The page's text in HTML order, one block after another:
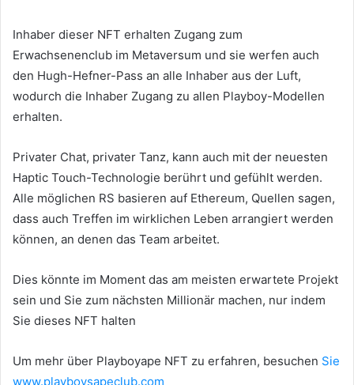
Inhaber dieser NFT erhalten Zugang zum
Erwachsenenclub im Metaversum und sie werfen auch
den Hugh-Hefner-Pass an alle Inhaber aus der Luft,
wodurch die Inhaber Zugang zu allen Playboy-Modellen
erhalten.
Privater Chat, privater Tanz, kann auch mit der neuesten
Haptic Touch-Technologie berührt und gefühlt werden.
Alle möglichen RS basieren auf Ethereum, Quellen sagen,
dass auch Treffen im wirklichen Leben arrangiert werden
können, an denen das Team arbeitet.
Dies könnte im Moment das am meisten erwartete Projekt
sein und Sie zum nächsten Millionär machen, nur indem
Sie dieses NFT halten
Um mehr über Playboyape NFT zu erfahren, besuchen Sie
www.playboysapeclub.com